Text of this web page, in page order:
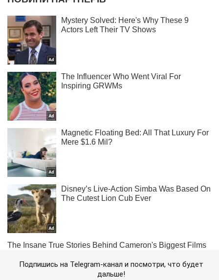
Подпишись на Telegram-канал и посмотри, что будет
дальше!